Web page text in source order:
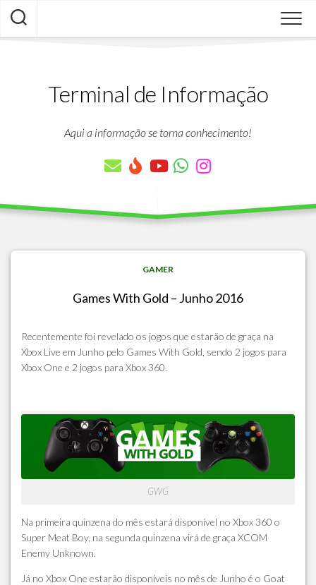
Skip
content
Terminal de Informação
Aqui a informação se torna conhecimento!
GAMER
Games With Gold – Junho 2016
Recentemente foi revelado os jogos que estarão de graça na
Xbox Live em Junho pelo Games With Gold, sendo 2 jogos para
Xbox One e 2 jogos para Xbox 360.
GWG
Na primeira quinzena do mês estará disponível no Xbox 360 o
Super Meat Boy, na segunda quinzena virá de graça XCOM
Enemy Unknown.
Já no Xbox One estarão disponíveis no mês de Junho é o Goat